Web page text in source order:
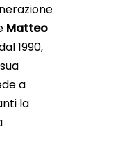
Matteo
1990,
a
la